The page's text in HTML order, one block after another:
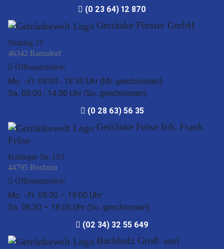
(0 23 64) 12 870
Getränke Förster GmbH
Südring 15
46342 Ramsdorf
Öffnungszeiten:
Mo. - Fr. 09:00 - 18:30 Uhr (Mi. geschlossen)
Sa. 08:00 - 14:00 Uhr (So. geschlossen)
(0 28 63) 56 35
Getränke Fröse Inh. Frank
Fröse
Hattinger Str. 193
44795 Bochum
Öffnungszeiten:
Mo. - Fr. 08:30 – 19:00 Uhr
Sa. 08:30 – 18:00 Uhr (So. geschlossen)
(02 34) 32 55 649
Buchholz Groß- und